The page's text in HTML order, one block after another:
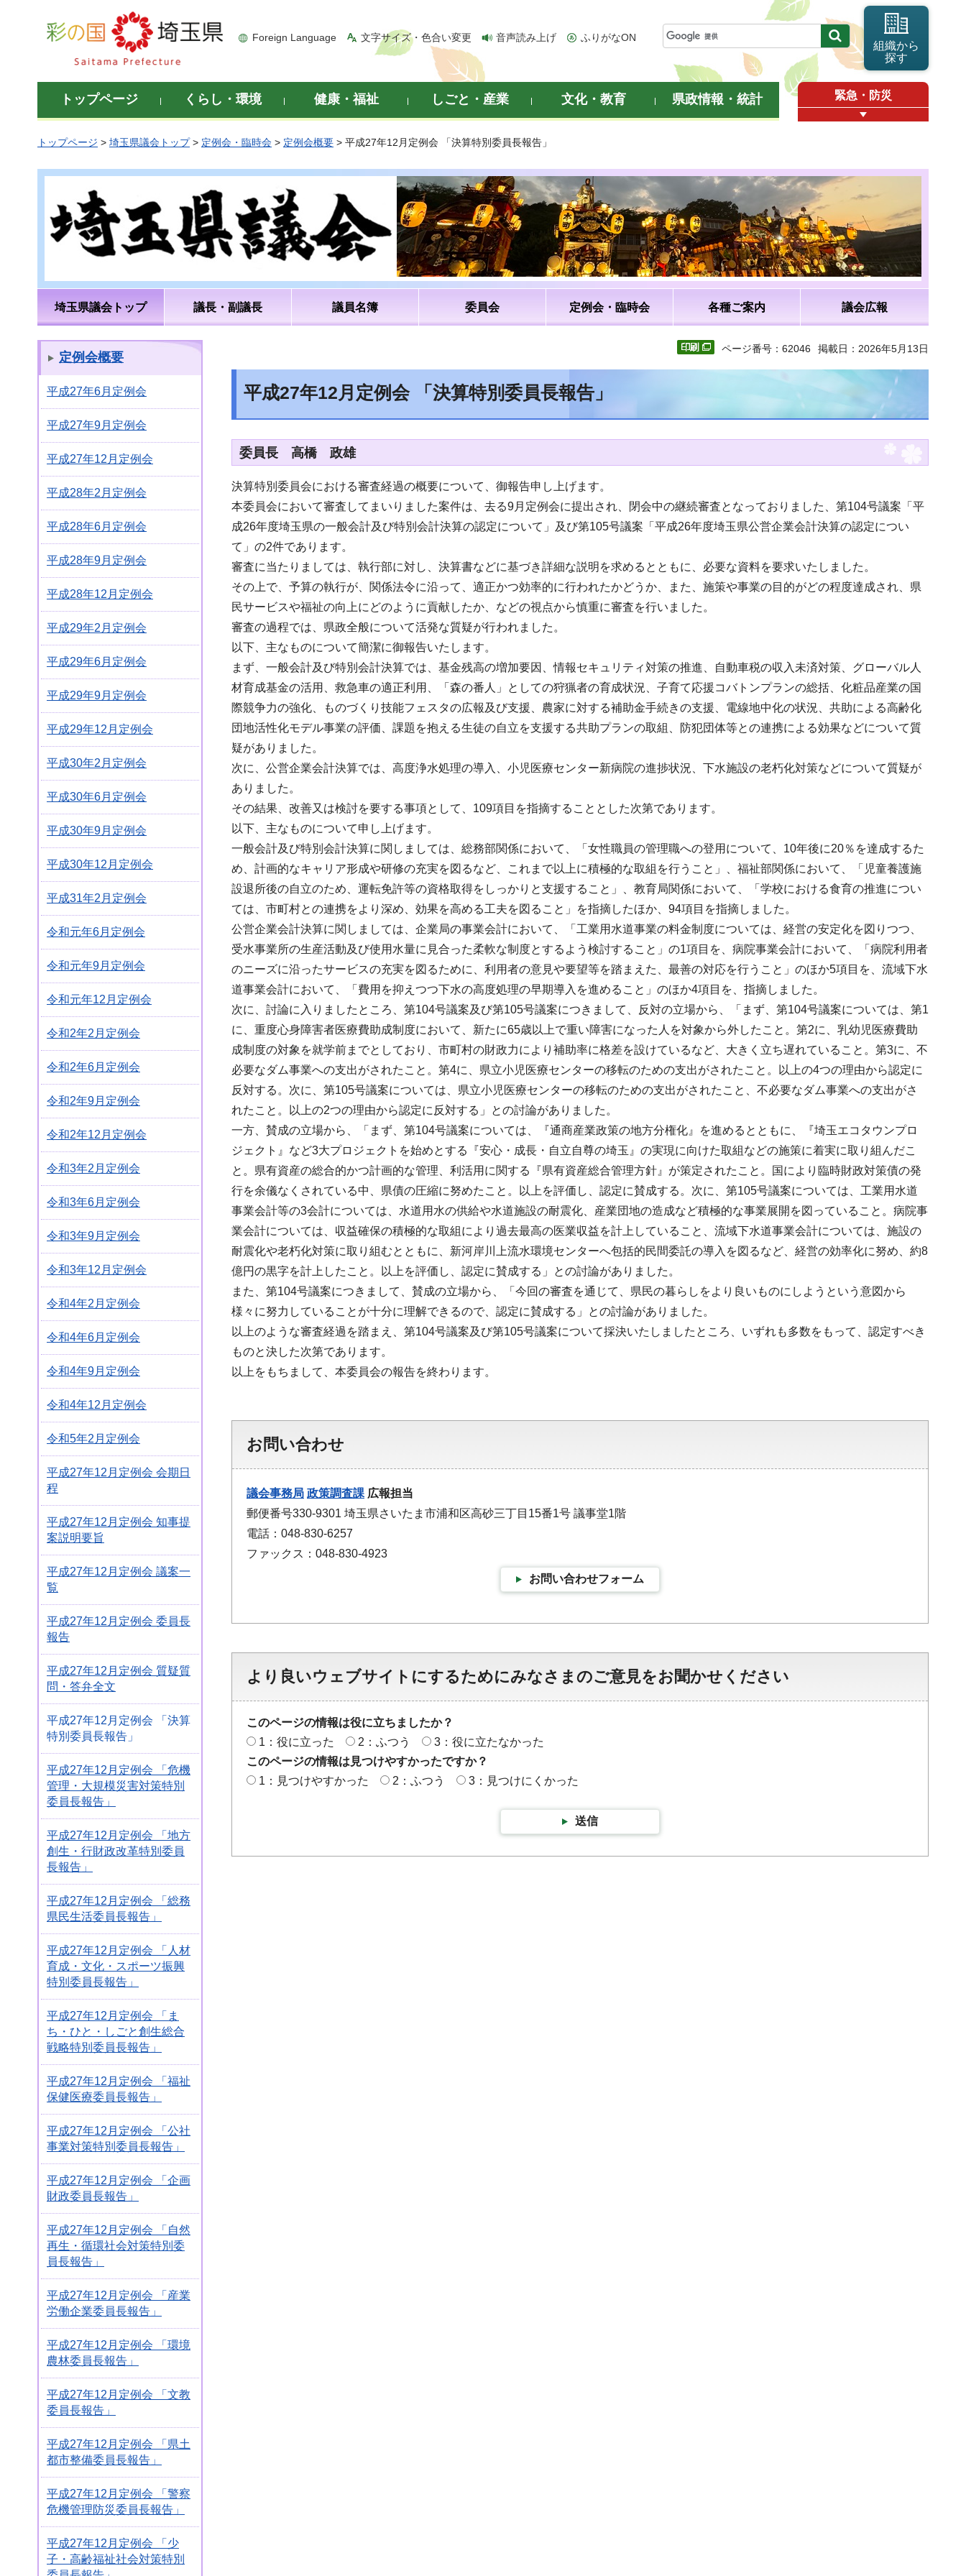
彩の国 埼玉県
Foreign Language 文字サイズ・色合い変更 音声読み上げ ふりがなON
組織から
探す
トップページ くらし・環境 健康・福祉 しごと・産業 文化・教育 県政情報・統計 緊急・防災
トップページ > 埼玉県議会トップ> 定例会・臨時会 > 定例会概要 > 平成27年12月定例会 「決算特別委員長報告」
埼玉県議会トップ 議長・副議長 議員名簿 委員会 定例会・臨時会 各種ご案内 議会広報
定例会概要
平成27年6月定例会
平成27年9月定例会
平成27年12月定例会
平成28年2月定例会
平成28年6月定例会
平成28年9月定例会
平成28年12月定例会
平成29年2月定例会
平成29年6月定例会
平成29年9月定例会
平成29年12月定例会
平成30年2月定例会
平成30年6月定例会
平成30年9月定例会
平成30年12月定例会
平成31年2月定例会
令和元年6月定例会
令和元年9月定例会
令和元年12月定例会
令和2年2月定例会
令和2年6月定例会
令和2年9月定例会
令和2年12月定例会
令和3年2月定例会
令和3年6月定例会
令和3年9月定例会
令和3年12月定例会
令和4年2月定例会
令和4年6月定例会
令和4年9月定例会
令和4年12月定例会
令和5年2月定例会
平成27年12月定例会 会期日
程
平成27年12月定例会 知事提
案説明要旨
平成27年12月定例会 議案一
覧
平成27年12月定例会 委員長
報告
平成27年12月定例会 質疑質
問・答弁全文
平成27年12月定例会 「決算
特別委員長報告」
平成27年12月定例会 「危機
管理・大規模災害対策特別
委員長報告」
平成27年12月定例会 「地方
創生・行財政改革特別委員
長報告」
平成27年12月定例会 「総務
県民生活委員長報告」
平成27年12月定例会 「人材
育成・文化・スポーツ振興
特別委員長報告」
平成27年12月定例会 「ま
ち・ひと・しごと創生総合
戦略特別委員長報告」
平成27年12月定例会 「福祉
保健医療委員長報告」
平成27年12月定例会 「公社
事業対策特別委員長報告」
平成27年12月定例会 「企画
財政委員長報告」
平成27年12月定例会 「自然
再生・循環社会対策特別委
員長報告」
平成27年12月定例会 「産業
労働企業委員長報告」
平成27年12月定例会 「環境
農林委員長報告」
平成27年12月定例会 「文教
委員長報告」
平成27年12月定例会 「県土
都市整備委員長報告」
平成27年12月定例会 「警察
危機管理防災委員長報告」
平成27年12月定例会 「少
子・高齢福祉社会対策特別
ページ番号：62046 掲載日：2026年5月13日
平成27年12月定例会 「決算特別委員長報告」
委員長 高橋 政雄
決算特別委員会における審査経過の概要について、御報告申し上げます。
本委員会において審査してまいりました案件は、去る9月定例会に提出され、閉会中の継続審査となっておりました、第104号議案「平
成26年度埼玉県の一般会計及び特別会計決算の認定について」及び第105号議案「平成26年度埼玉県公営企業会計決算の認定につい
て」の2件であります。
審査に当たりましては、執行部に対し、決算書などに基づき詳細な説明を求めるとともに、必要な資料を要求いたしました。
その上で、予算の執行が、関係法令に沿って、適正かつ効率的に行われたかどうか、また、施策や事業の目的がどの程度達成され、県
民サービスや福祉の向上にどのように貢献したか、などの視点から慎重に審査を行いました。
審査の過程では、県政全般について活発な質疑が行われました。
以下、主なものについて簡潔に御報告いたします。
まず、一般会計及び特別会計決算では、基金残高の増加要因、情報セキュリティ対策の推進、自動車税の収入未済対策、グローバル人
材育成基金の活用、救急車の適正利用、「森の番人」としての狩猟者の育成状況、子育て応援コバトンプランの総括、化粧品産業の国
際競争力の強化、ものづくり技能フェスタの広報及び支援、農家に対する補助金手続きの支援、電線地中化の状況、共助による高齢化
団地活性化モデル事業の評価、課題を抱える生徒の自立を支援する共助プランの取組、防犯団体等との連携による効果などについて質
疑がありました。
次に、公営企業会計決算では、高度浄水処理の導入、小児医療センター新病院の進捗状況、下水施設の老朽化対策などについて質疑が
ありました。
その結果、改善又は検討を要する事項として、109項目を指摘することとした次第であります。
以下、主なものについて申し上げます。
一般会計及び特別会計決算に関しましては、総務部関係において、「女性職員の管理職への登用について、10年後に20％を達成するた
め、計画的なキャリア形成や研修の充実を図るなど、これまで以上に積極的な取組を行うこと」、福祉部関係において、「児童養護施
設退所後の自立のため、運転免許等の資格取得をしっかりと支援すること」、教育局関係において、「学校における食育の推進につい
ては、市町村との連携をより深め、効果を高める工夫を図ること」を指摘したほか、94項目を指摘しました。
公営企業会計決算に関しましては、企業局の事業会計において、「工業用水道事業の料金制度については、経営の安定化を図りつつ、
受水事業所の生産活動及び使用水量に見合った柔軟な制度とするよう検討すること」の1項目を、病院事業会計において、「病院利用者
のニーズに沿ったサービスの充実を図るために、利用者の意見や要望等を踏まえた、最善の対応を行うこと」のほか5項目を、流域下水
道事業会計において、「費用を抑えつつ下水の高度処理の早期導入を進めること」のほか4項目を、指摘しました。
次に、討論に入りましたところ、第104号議案及び第105号議案につきまして、反対の立場から、「まず、第104号議案については、第1
に、重度心身障害者医療費助成制度において、新たに65歳以上で重い障害になった人を対象から外したこと。第2に、乳幼児医療費助
成制度の対象を就学前までとしており、市町村の財政力により補助率に格差を設けているなど、大きく立ち遅れていること。第3に、不
必要なダム事業への支出がされたこと。第4に、県立小児医療センターの移転のための支出がされたこと。以上の4つの理由から認定に
反対する。次に、第105号議案については、県立小児医療センターの移転のための支出がされたこと、不必要なダム事業への支出がさ
れたこと。以上の2つの理由から認定に反対する」との討論がありました。
一方、賛成の立場から、「まず、第104号議案については、『通商産業政策の地方分権化』を進めるとともに、『埼玉エコタウンプロ
ジェクト』など3大プロジェクトを始めとする『安心・成長・自立自尊の埼玉』の実現に向けた取組などの施策に着実に取り組んだこ
と。県有資産の総合的かつ計画的な管理、利活用に関する『県有資産総合管理方針』が策定されたこと。国により臨時財政対策債の発
行を余儀なくされている中、県債の圧縮に努めたこと。以上を評価し、認定に賛成する。次に、第105号議案については、工業用水道
事業会計等の3会計については、水道用水の供給や水道施設の耐震化、産業団地の造成など積極的な事業展開を図っていること。病院事
業会計については、収益確保の積極的な取組により過去最高の医業収益を計上していること、流域下水道事業会計については、施設の
耐震化や老朽化対策に取り組むとともに、新河岸川上流水環境センターへ包括的民間委託の導入を図るなど、経営の効率化に努め、約8
億円の黒字を計上したこと。以上を評価し、認定に賛成する」との討論がありました。
また、第104号議案につきまして、賛成の立場から、「今回の審査を通じて、県民の暮らしをより良いものにしようという意図から
様々に努力していることが十分に理解できるので、認定に賛成する」との討論がありました。
以上のような審査経過を踏まえ、第104号議案及び第105号議案について採決いたしましたところ、いずれも多数をもって、認定すべき
ものと決した次第であります。
以上をもちまして、本委員会の報告を終わります。
お問い合わせ
議会事務局 政策調査課 広報担当
郵便番号330-9301 埼玉県さいたま市浦和区高砂三丁目15番1号 議事堂1階
電話：048-830-6257
ファックス：048-830-4923
お問い合わせフォーム
より良いウェブサイトにするためにみなさまのご意見をお聞かせください
このページの情報は役に立ちましたか？
1：役に立った
2：ふつう
3：役に立たなかった
このページの情報は見つけやすかったですか？
1：見つけやすかった
2：ふつう 3：見つけにくかった
送信